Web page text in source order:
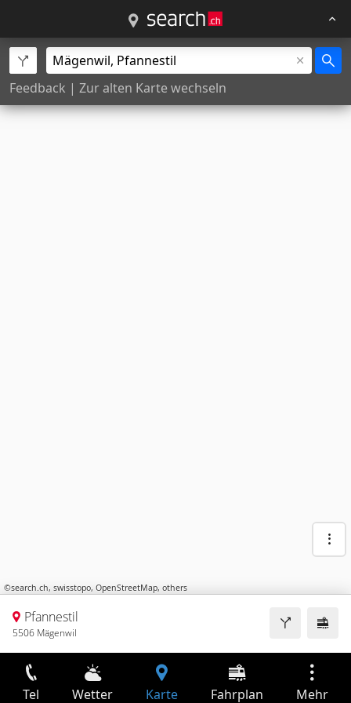
Feedback | Zur alten Karte wechseln
©search.ch, swisstopo, OpenStreetMap, others
Pfannestil
5506 Mägenwil
Tel Wetter Karte Fahrplan Mehr